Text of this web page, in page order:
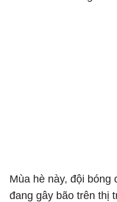
Mùa hè này, đội bóng
đang gây bão trên thị